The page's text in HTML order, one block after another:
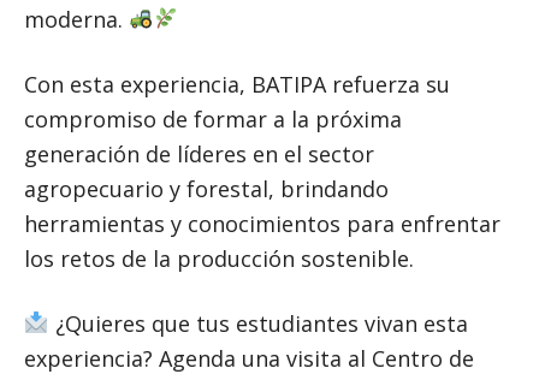
moderna.
Con esta experiencia, BATIPA refuerza su
compromiso de formar a la próxima
generación de líderes en el sector
agropecuario y forestal, brindando
herramientas y conocimientos para enfrentar
los retos de la producción sostenible.
¿Quieres que tus estudiantes vivan esta
experiencia? Agenda una visita al Centro de